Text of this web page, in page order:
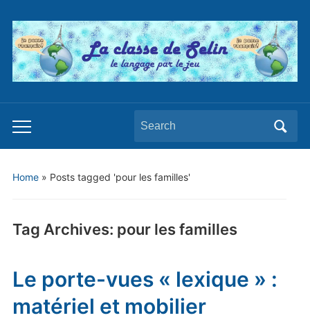
Toggle
mobile
Search
for:
Home» Posts tagged 'pour les familles'
Tag Archives: pour les familles
Le porte-vues « lexique » :
matériel et mobilier